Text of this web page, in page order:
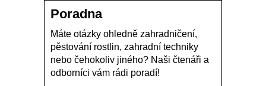
Poradna
Máte otázky ohledně zahradničení,
pěstování rostlin, zahradní techniky
nebo čehokoliv jiného? Naši čtenáři a
odborníci vám rádi poradí!